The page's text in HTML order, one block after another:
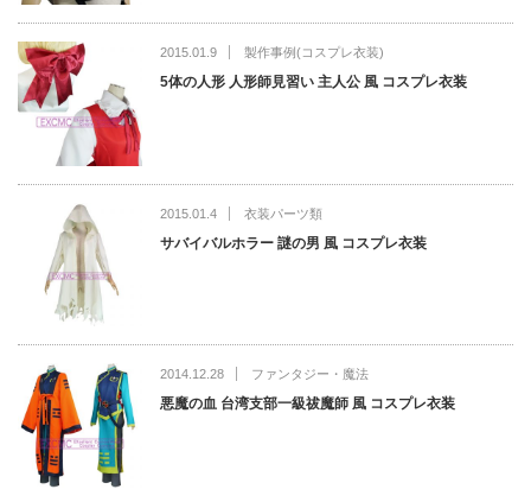
2015.01.9 製作事例(コスプレ衣装)
5体の人形 人形師見習い 主人公 風 コスプレ衣装
2015.01.4 衣装パーツ類
サバイバルホラー 謎の男 風 コスプレ衣装
2014.12.28 ファンタジー・魔法
悪魔の血 台湾支部一級祓魔師 風 コスプレ衣装